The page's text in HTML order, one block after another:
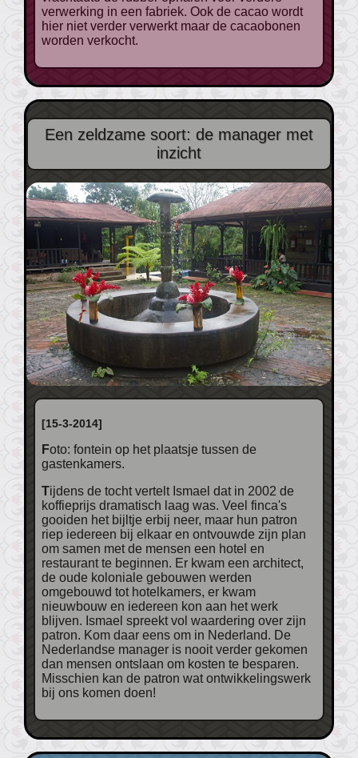
verwerking in een fabriek. Ook de cacao wordt
hier niet verder verwerkt maar de cacaobonen
worden verkocht.
Een zeldzame soort: de manager met
inzicht
[15-3-2014]
Foto: fontein op het plaatsje tussen de
gastenkamers.
Tijdens de tocht vertelt Ismael dat in 2002 de
koffieprijs dramatisch laag was. Veel finca's
gooiden het bijltje erbij neer, maar hun patron
riep iedereen bij elkaar en ontvouwde zijn plan
om samen met de mensen een hotel en
restaurant te beginnen. Er kwam een architect,
de oude koloniale gebouwen werden
omgebouwd tot hotelkamers, er kwam
nieuwbouw en iedereen kon aan het werk
blijven. Ismael spreekt vol waardering over zijn
patron. Kom daar eens om in Nederland. De
Nederlandse manager is nooit verder gekomen
dan mensen ontslaan om kosten te besparen.
Misschien kan de patron wat ontwikkelingswerk
bij ons komen doen!